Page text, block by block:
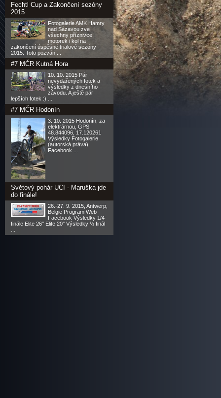
Fechtl Cup a Zakončení sezóny
2015
Fotogalerie AMK Hamry
nad Sázavou zve
všechny příznivce
motorek i kol na
zakončení úspěšné trialové sezóny
2015. Toto pozván ...
#7 MČR Kutná Hora
10. 10. 2015 Pár
nevydařených fotek a
výsledky z dnešního
závodu. A ještě pár
lepších fotek :) ...
#7 MČR Hodonín
3. 10. 2015 Hodonín, za
elektrárnou, GPS
48.844096, 17.120261
Výsledky Fotogalerie
(autorská práva)
Facebook ...
Světový pohár UCI - Maruška jde
do finále!
26.-27. 9. 2015, Antwerp,
Belgie Program Web
Facebook Výsledky 1/4
finále Elite 26'' Elite 20'' Výsledky ½ finál